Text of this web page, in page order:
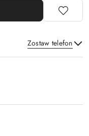
Zostaw telefon